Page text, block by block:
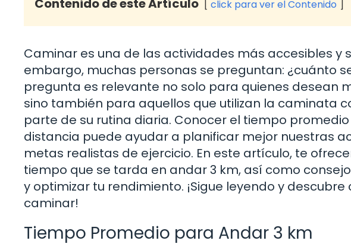
Contenido de este Artículo click para ver el Contenido
Caminar es una de las actividades más accesibles y
embargo, muchas personas se preguntan: ¿cuánto
pregunta es relevante no solo para quienes desean
sino también para aquellos que utilizan la caminata
parte de su rutina diaria. Conocer el tiempo
distancia puede ayudar a planificar mejor nuestras
metas realistas de ejercicio. En este artículo, te
tiempo que se tarda en andar 3 km, así como
y optimizar tu rendimiento. ¡Sigue leyendo y
caminar!
Tiempo Promedio para Andar 3 km